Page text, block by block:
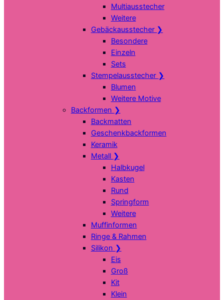
Multiausstecher
Weitere
Gebäckausstecher ❯
Besondere
Einzeln
Sets
Stempelausstecher ❯
Blumen
Weitere Motive
Backformen ❯
Backmatten
Geschenkbackformen
Keramik
Metall ❯
Halbkugel
Kasten
Rund
Springform
Weitere
Muffinformen
Ringe & Rahmen
Silikon ❯
Eis
Groß
Kit
Klein